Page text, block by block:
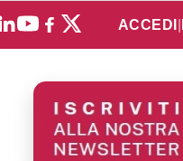
ACCEDI